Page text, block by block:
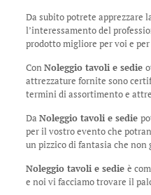
Da subito potrete apprezzare
l’interessamento del
prodotto migliore per voi e
ConNoleggio tavoli e sedie
attrezzature fornite sono
termini di assortimento e
Da Noleggio tavoli e sedie
per il vostro evento che
un pizzico di fantasia che non
Noleggio tavoli e sedie è
e noi vi facciamo trovare il